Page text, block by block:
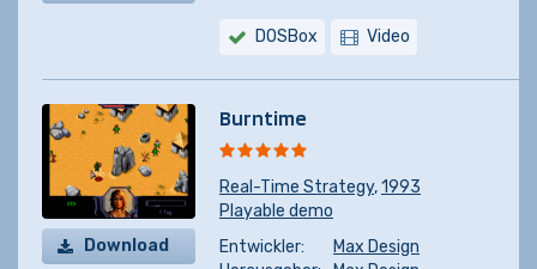
DOSBox Video
Download
Burntime
Real-Time Strategy,1993
Playable demo
Entwickler:
Max Design